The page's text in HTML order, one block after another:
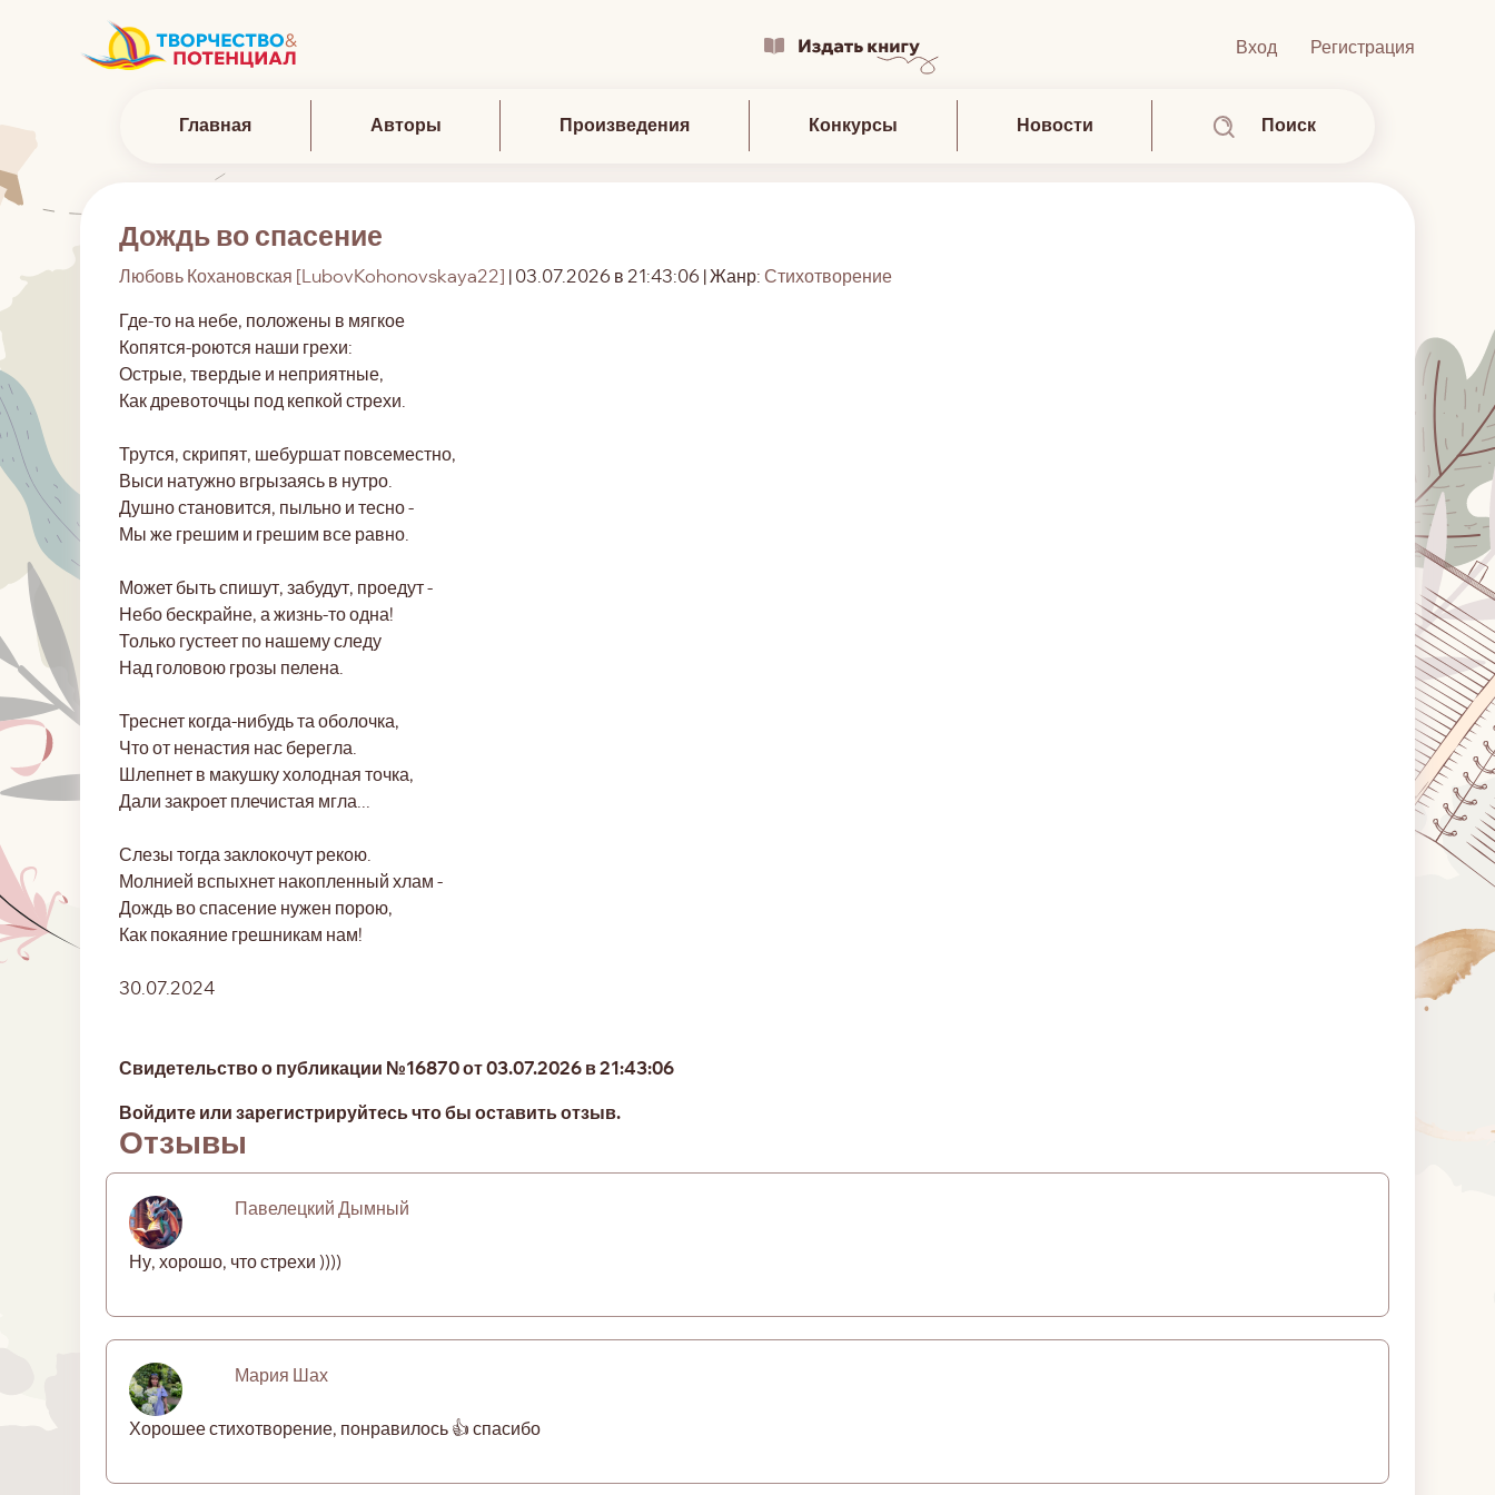
Вход Регистрация
Главная Авторы Произведения Конкурсы Новости Поиск
Дождь во спасение
Любовь Кохановская [LubovKohonovskaya22] | 03.07.2026 в 21:43:06 | Жанр: Стихотворение
Где-то на небе, положены в мягкое
Копятся-роются наши грехи:
Острые, твердые и неприятные,
Как древоточцы под кепкой стрехи.
Трутся, скрипят, шебуршат повсеместно,
Выси натужно вгрызаясь в нутро.
Душно становится, пыльно и тесно -
Мы же грешим и грешим все равно.
Может быть спишут, забудут, проедут -
Небо бескрайне, а жизнь-то одна!
Только густеет по нашему следу
Над головою грозы пелена.
Треснет когда-нибудь та оболочка,
Что от ненастия нас берегла.
Шлепнет в макушку холодная точка,
Дали закроет плечистая мгла...
Слезы тогда заклокочут рекою.
Молнией вспыхнет накопленный хлам -
Дождь во спасение нужен порою,
Как покаяние грешникам нам!
30.07.2024
Свидетельство о публикации №16870 от 03.07.2026 в 21:43:06
Войдите или зарегистрируйтесь что бы оставить отзыв.
Отзывы
Павелецкий Дымный
Ну, хорошо, что стрехи ))))
Мария Шах
Хорошее стихотворение, понравилось 👍 спасибо